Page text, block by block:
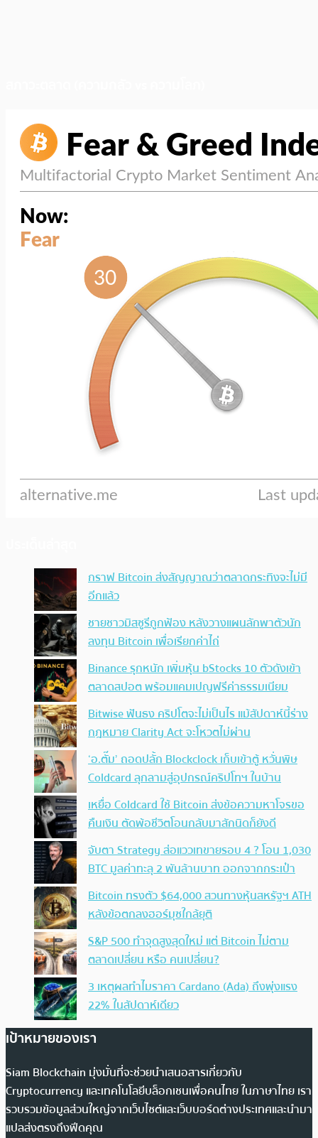
กราฟ Bitcoin ส่งสัญญาณว่าตลาดกระทิงจะไม่มี
อีกแล้ว
ชายชาวมิสซูรีถูกฟ้อง หลังวางแผนลักพาตัวนัก
ลงทุน Bitcoin เพื่อเรียกค่าไถ่
Binance รุกหนัก เพิ่มหุ้น bStocks 10 ตัวดังเข้า
ตลาดสปอต พร้อมแคมเปญฟรีค่าธรรมเนียม
Bitwise ฟันธง คริปโตจะไม่เป็นไร แม้สัปดาห์นี้ร่าง
กฎหมาย Clarity Act จะโหวตไม่ผ่าน
‘อ.ตั๊ม’ ถอดปลั้ก Blockclock เก็บเข้าตู้ หวั่นพิษ
Coldcard ลุกลามสู่อุปกรณ์คริปโทฯ ในบ้าน
เหยื่อ Coldcard ใช้ Bitcoin ส่งข้อความหาโจรขอ
คืนเงิน ตัดพ้อชีวิตโอนกลับมาสักนิดก็ยังดี
จับตา Strategy ส่อแววเทขายรอบ 4 ? โอน 1,030
BTC มูลค่าทะลุ 2 พันล้านบาท ออกจากกระเป๋า
Bitcoin ทรงตัว $64,000 สวนทางหุ้นสหรัฐฯ ATH
หลังข้อตกลงฮอร์มุซใกล้ยุติ
S&P 500 ทำจุดสูงสุดใหม่ แต่ Bitcoin ไม่ตาม
ตลาดเปลี่ยน หรือ คนเปลี่ยน?
3 เหตุผลทำไมราคา Cardano (Ada) ถึงพุ่งแรง
22% ในสัปดาห์เดียว
เป้าหมายของเรา
Siam Blockchain มุ่งมั่นที่จะช่วยนำเสนอสารเกี่ยวกับ
Cryptocurrency และเทคโนโลยีบล็อกเชนเพื่อคนไทย ในภาษาไทย เรา
รวบรวมข้อมูลส่วนใหญ่จากเว็บไซต์และเว็บบอร์ดต่างประเทศและนำมา
แปลส่งตรงถึงฟีดคุณ